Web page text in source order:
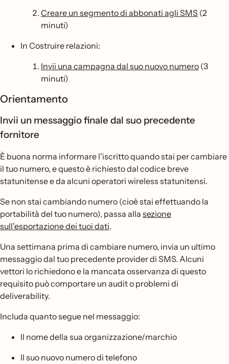
Creare un segmento di abbonati agli SMS (2
minuti)
In Costruire relazioni:
Invii una campagna dal suo nuovo numero (3
minuti)
Orientamento
Invii un messaggio finale dal suo precedente
fornitore
È buona norma informare l'iscritto quando stai per cambiare
il tuo numero, e questo è richiesto dal codice breve
statunitense e da alcuni operatori wireless statunitensi.
Se non stai cambiando numero (cioè stai effettuando la
portabilità del tuo numero), passa alla sezione
sull'esportazione dei tuoi dati.
Una settimana prima di cambiare numero, invia un ultimo
messaggio dal tuo precedente provider di SMS. Alcuni
vettori lo richiedono e la mancata osservanza di questo
requisito può comportare un audit o problemi di
deliverability.
Includa quanto segue nel messaggio:
Il nome della sua organizzazione/marchio
Il suo nuovo numero di telefono